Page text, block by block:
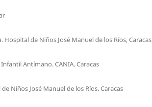
de Niños José Manuel de los Ríos, Caracas
Antímano. CANIA. Caracas
Niños José Manuel de los Ríos. Caracas